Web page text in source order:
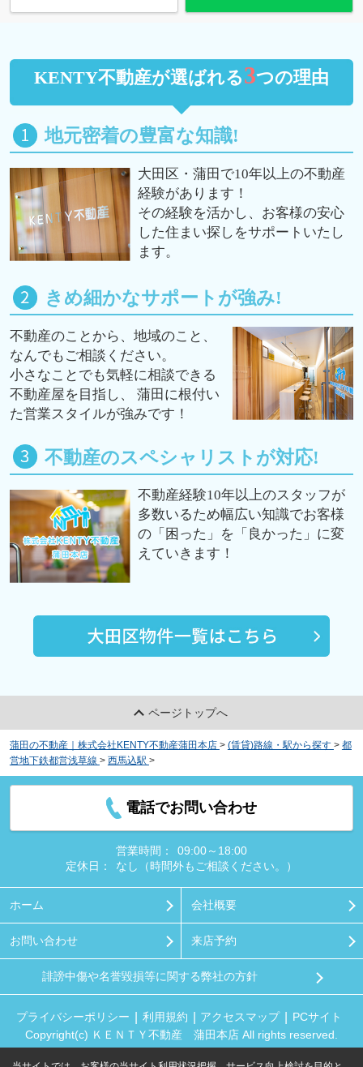
KENTY不動産が選ばれる3つの理由
地元密着の豊富な知識!
大田区・蒲田で10年以上の不動産
経験があります！
その経験を活かし、お客様の安心
した住まい探しをサポートいたし
ます。
きめ細かなサポートが強み!
不動産のことから、地域のこと、
なんでもご相談ください。
小さなことでも気軽に相談できる
不動産屋を目指し、 蒲田に根付い
た営業スタイルが強みです！
不動産のスペシャリストが対応!
不動産経験10年以上のスタッフが
多数いるため幅広い知識でお客様
の「困った」を「良かった」に変
えていきます！
ページトップへ
蒲田の不動産｜株式会社KENTY不動産蒲田本店 > (賃貸)路線・駅から探す > 都
営地下鉄都営浅草線 > 西馬込駅 >
電話でお問い合わせ
営業時間：
09:00～18:00
定休日：
なし（時間外もご相談ください。）
ホーム 会社概要
お問い合わせ 来店予約
誹謗中傷や名誉毀損等に関する弊社の方針
プライバシーポリシー 利用規約 アクセスマップ
PCサイト
Copyright(c) ＫＥＮＴＹ不動産 蒲田本店 All rights reserved.